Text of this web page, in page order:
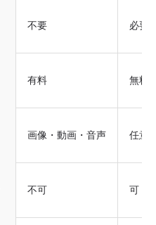
不要 必要
有料 無料
画像・動画・音声 任意
不可 可